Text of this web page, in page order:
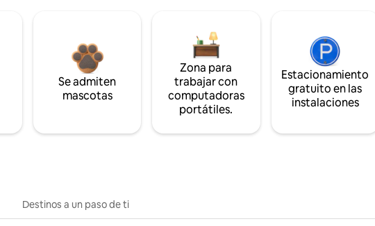
Se admiten
mascotas
Zona para
trabajar con
computadoras
portátiles.
Estacionamiento
gratuito en las
instalaciones
Destinos a un paso de ti